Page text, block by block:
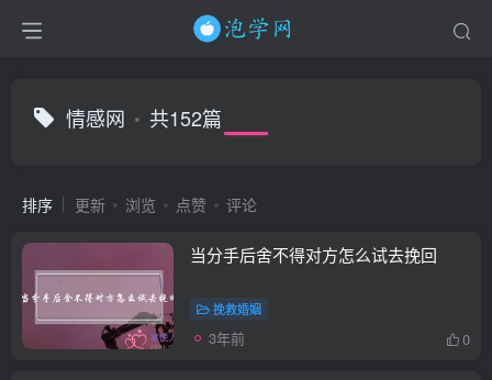
情感网 共152篇
排序 更新 浏览 点赞 评论
当分手后舍不得对方怎么试去挽回
挽救婚姻
3年前 0